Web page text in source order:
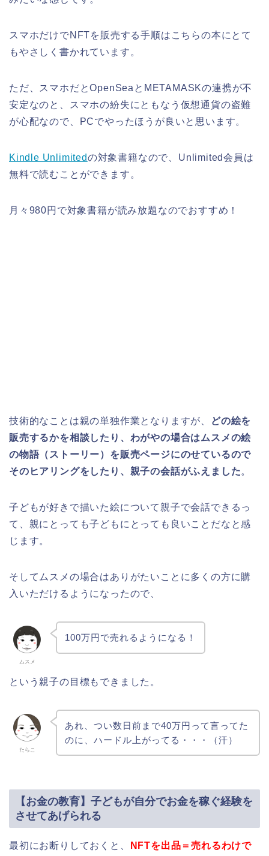
スマホだけでNFTを販売する手順はこちらの本にとて
もやさしく書かれています。
ただ、スマホだとOpenSeaとMETAMASKの連携が不
安定なのと、スマホの紛失にともなう仮想通貨の盗難
が心配なので、PCでやったほうが良いと思います。
Kindle Unlimitedの対象書籍なので、Unlimited会員は
無料で読むことができます。
月々980円で対象書籍が読み放題なのでおすすめ！
技術的なことは親の単独作業となりますが、
どの絵を
販売するかを相談したり、わがやの場合はムスメの絵
の物語（ストーリー）を販売ページにのせているので
そのヒアリングをしたり、親子の会話がふえました。
子どもが好きで描いた絵について親子で会話できるっ
て、親にとっても子どもにとっても良いことだなと感
じます。
そしてムスメの場合はありがたいことに多くの方に購
入いただけるようになったので、
ムスメ
100万円で売れるようになる！
という親子の目標もできました。
たらこ
あれ、つい数日前まで40万円って言ってた
のに、ハードル上がってる・・・（汗）
【お金の教育】子どもが自分でお金を稼ぐ経験を
させてあげられる
最初にお断りしておくと、 NFTを出品＝売れるわけで